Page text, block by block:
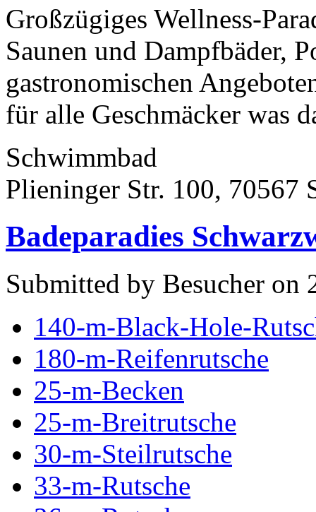
Großzügiges Wellness-
Saunen und Dampfbäder,
gastronomischen
für alle Geschmäcker was
Schwimmbad
Plieninger Str. 100, 70567
Badeparadies
Submitted by Besucher on
140-m-Black-Hole-
180-m-Reifenrutsche
25-m-Becken
25-m-Breitrutsche
30-m-Steilrutsche
33-m-Rutsche